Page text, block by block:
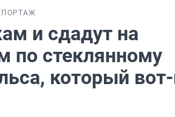
и сдадут на
по стеклянному
который